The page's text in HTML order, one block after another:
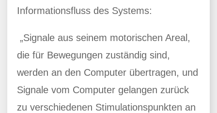
Informationsfluss des Systems:
„Signale aus seinem motorischen Areal,
die für Bewegungen zuständig sind,
werden an den Computer übertragen, und
Signale vom Computer gelangen zurück
zu verschiedenen Stimulationspunkten an